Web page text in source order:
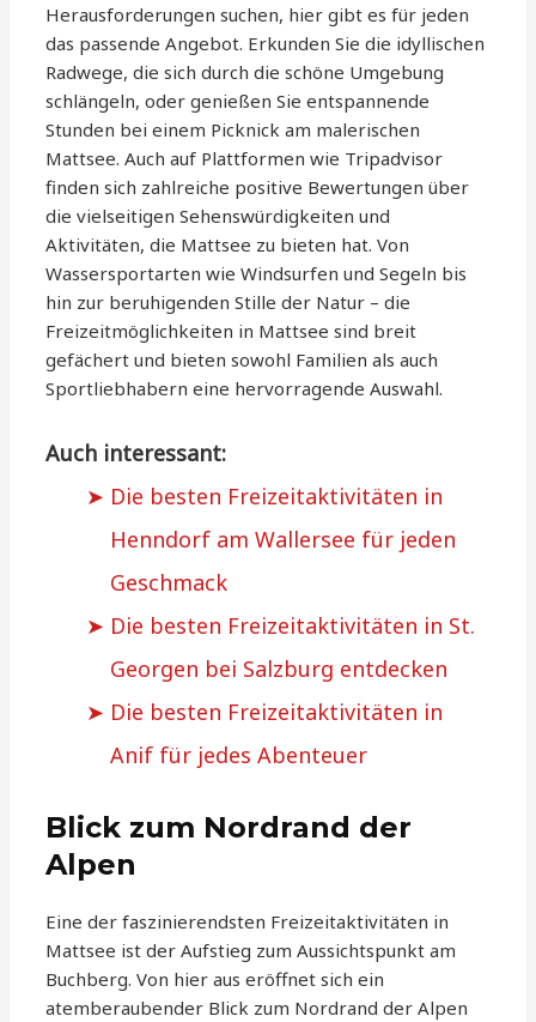
Herausforderungen suchen, hier gibt es für jeden
das passende Angebot. Erkunden Sie die idyllischen
Radwege, die sich durch die schöne Umgebung
schlängeln, oder genießen Sie entspannende
Stunden bei einem Picknick am malerischen
Mattsee. Auch auf Plattformen wie Tripadvisor
finden sich zahlreiche positive Bewertungen über
die vielseitigen Sehenswürdigkeiten und
Aktivitäten, die Mattsee zu bieten hat. Von
Wassersportarten wie Windsurfen und Segeln bis
hin zur beruhigenden Stille der Natur – die
Freizeitmöglichkeiten in Mattsee sind breit
gefächert und bieten sowohl Familien als auch
Sportliebhabern eine hervorragende Auswahl.
Auch interessant:
Die besten Freizeitaktivitäten in
Henndorf am Wallersee für jeden
Geschmack
Die besten Freizeitaktivitäten in St.
Georgen bei Salzburg entdecken
Die besten Freizeitaktivitäten in
Anif für jedes Abenteuer
Blick zum Nordrand der
Alpen
Eine der faszinierendsten Freizeitaktivitäten in
Mattsee ist der Aufstieg zum Aussichtspunkt am
Buchberg. Von hier aus eröffnet sich ein
atemberaubender Blick zum Nordrand der Alpen